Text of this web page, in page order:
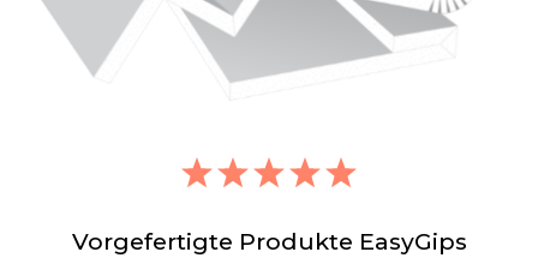
Vorgefertigte Produkte EasyGips